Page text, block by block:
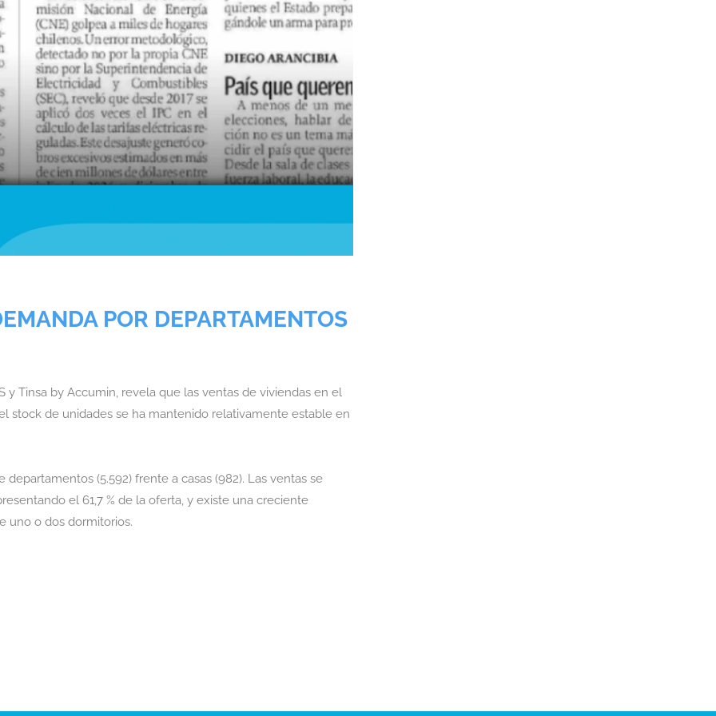
POR DEPARTAMENTOS
Tinsa by Accumin, revela que las ventas de viviendas en el
stock de unidades se ha mantenido relativamente estable en
(5.592) frente a casas (982). Las ventas se
el 61,7 % de la oferta, y existe una creciente
uno o dos dormitorios.